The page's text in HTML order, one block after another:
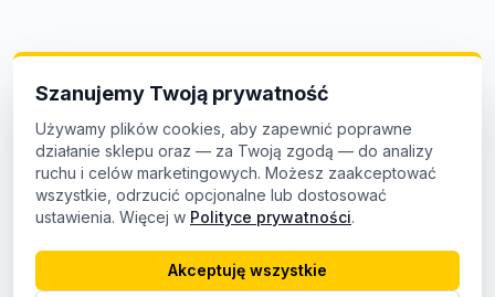
Szanujemy Twoją prywatność
Używamy plików cookies, aby zapewnić poprawne
działanie sklepu oraz — za Twoją zgodą — do analizy
ruchu i celów marketingowych. Możesz zaakceptować
wszystkie, odrzucić opcjonalne lub dostosować
ustawienia. Więcej w Polityce prywatności.
Akceptuję wszystkie